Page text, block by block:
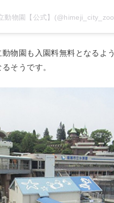
動物園【公式】
動物園も入園料無料となるよ
そうです。